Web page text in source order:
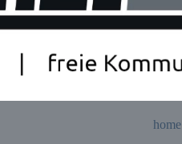
home